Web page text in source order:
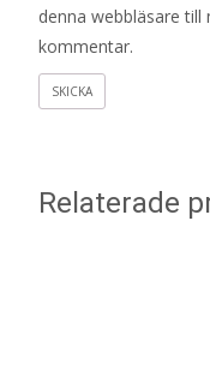
denna webbläsare till
kommentar.
Relaterade